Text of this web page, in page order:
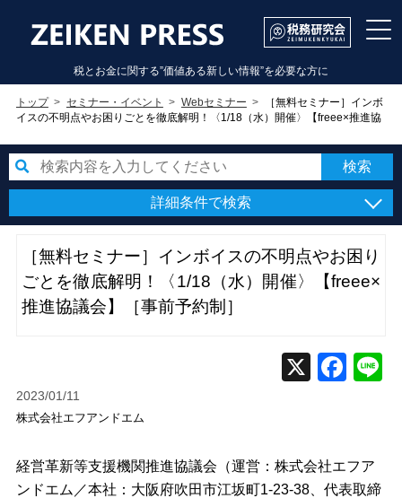
税とお金に関する”価値ある新しい情報”を必要な方に
トップ セミナー・イベント Webセミナー
［無料セミナー］インボ
イスの不明点やお困りごとを徹底解明！〈1/18（水）開催〉【freee×推進協
詳細条件で検索
［無料セミナー］インボイスの不明点やお困り
ごとを徹底解明！〈1/18（水）開催〉【freee×
推進協議会】［事前予約制］
2023/01/11
株式会社エフアンドエム
経営革新等支援機関推進協議会（運営：株式会社エフア
ンドエム／本社：大阪府吹田市江坂町1-23-38、代表取締